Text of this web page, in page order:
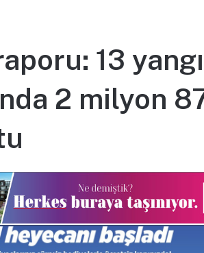
13
2 milyon